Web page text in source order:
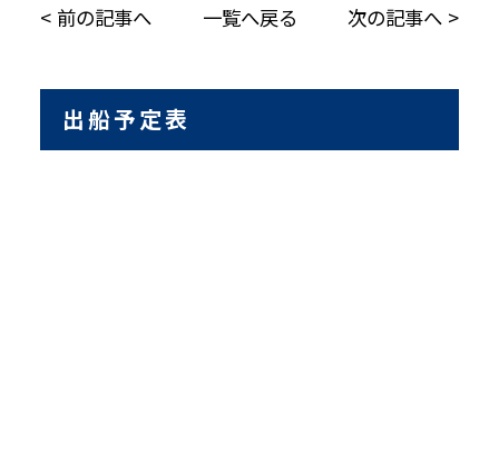
前の記事へ 一覧へ戻る 次の記事へ
出船予定表